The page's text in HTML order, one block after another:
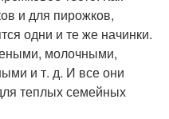
и для пирожков,
одни и те же начинки.
молочными,
и т. д. И все они
теплых семейных